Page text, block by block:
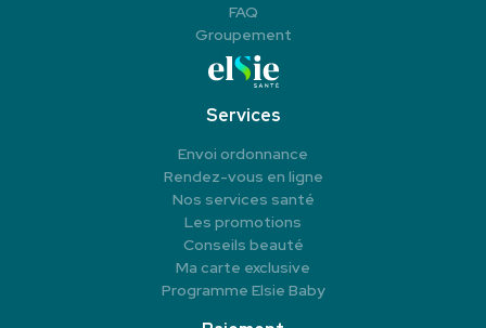
FAQ
Groupement
Services
Envoi ordonnance
Rendez-vous en ligne
Nos services santé
Les promotions
Conseils beauté
Ma carte exclusive
Programme Elsie Baby